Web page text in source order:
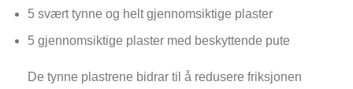
5 svært tynne og helt gjennomsiktige plaster
5 gjennomsiktige plaster med beskyttende pute
De tynne plastrene bidrar til å redusere friksjonen